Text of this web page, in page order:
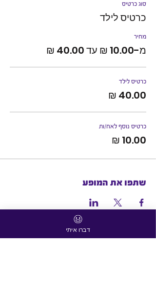
סוג כרטיס
כרטיס לילד
מחיר
מ-‏10.00 ‏₪ עד ‏40.00 ‏₪
כרטיס לילד
כרטיס נוסף לאח/ות
שתפו את המופע
דברו איתי